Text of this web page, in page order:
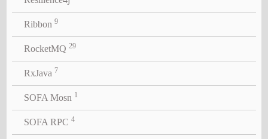
Ribbon 9
RocketMQ 29
RxJava 7
SOFA Mosn 1
SOFA RPC 4